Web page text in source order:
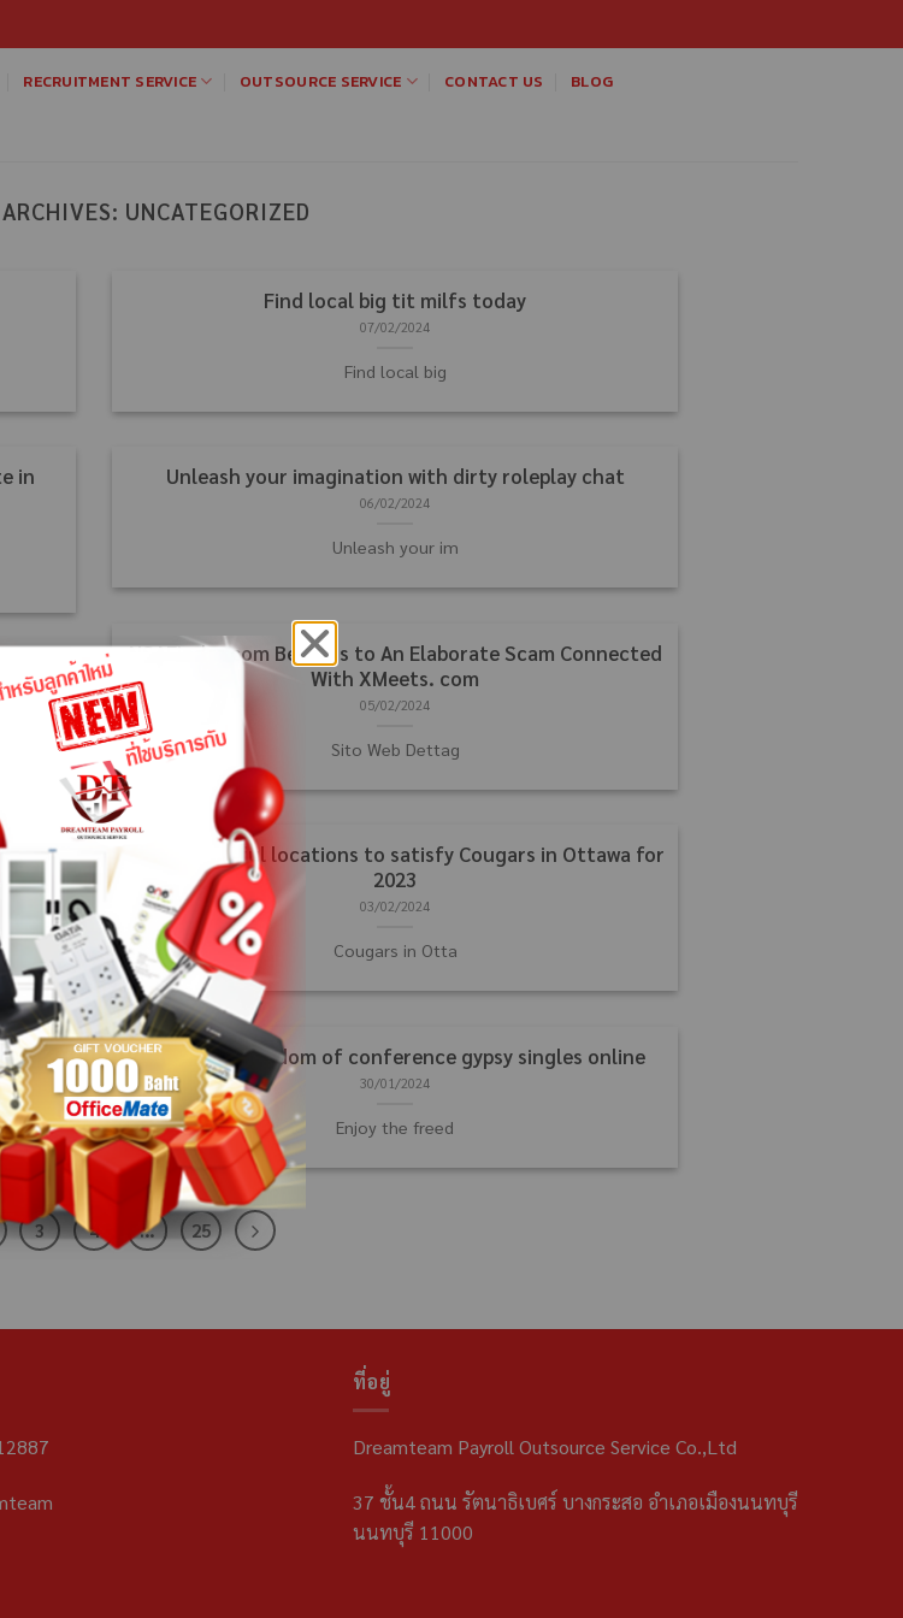
RECRUITMENT SERVICE OUTSOURCE SERVICE CONTACT US BLOG
UNCATEGORIZED
Find local big tit milfs today
07/02/2024
Find local big
in
Unleash your imagination with dirty roleplay chat
06/02/2024
Unleash your im
NSAFinder.com Belongs to An Elaborate Scam Connected
With XMeets. com
05/02/2024
Sito Web Dettag
10 most useful locations to satisfy Cougars in Ottawa for
2023
03/02/2024
Cougars in Otta
Enjoy the freedom of conference gypsy singles online
30/01/2024
Enjoy the freed
3 4 … 25
ที่อยู่
Dreamteam Payroll Outsource Service Co.,Ltd
37 ชั้น4 ถนน รัตนาธิเบศร์ บางกระสอ อำเภอเมืองนนทบุรี
นนทบุรี 11000